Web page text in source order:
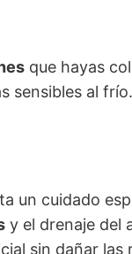
que hayas
sensibles al frío.
un cuidado
y el drenaje del
sin dañar las